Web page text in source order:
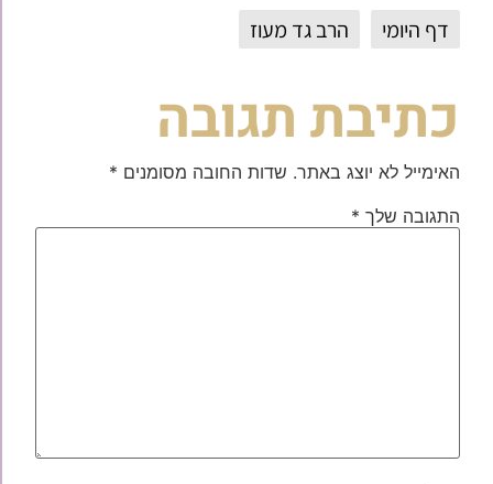
דף היומי הרב גד מעוז
כתיבת תגובה
האימייל לא יוצג באתר. שדות החובה מסומנים *
התגובה שלך *